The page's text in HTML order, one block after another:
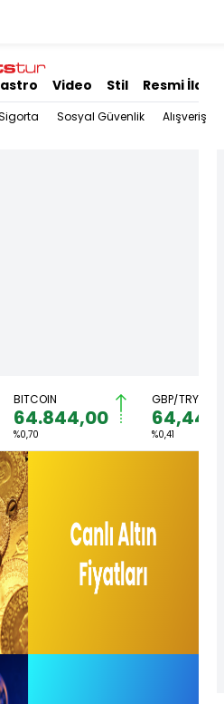
Video Stil Resmi İlanlar
Sosyal Güvenlik Alışveriş
BITCOIN
64.844,00
%0,70
GBP/TRY
64,4492
%0,41